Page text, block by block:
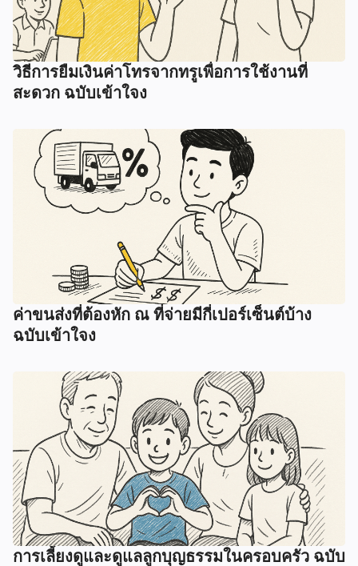
วิธีการยืมเงินค่าโทรจากทรูเพื่อการใช้งานที่
สะดวก ฉบับเข้าใจง
ค่าขนส่งที่ต้องหัก ณ ที่จ่ายมีกี่เปอร์เซ็นต์บ้าง
ฉบับเข้าใจง
การเลี้ยงดูและดูแลลูกบุญธรรมในครอบครัว ฉบับ